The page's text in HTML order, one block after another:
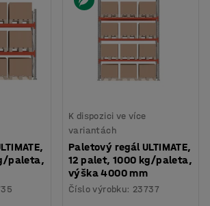
paleta,
K dispozici ve více
variantách
Paletový regál ULTIMATE,
12 palet, 1000 kg/paleta,
výška 4000 mm
Číslo výrobku: 23737